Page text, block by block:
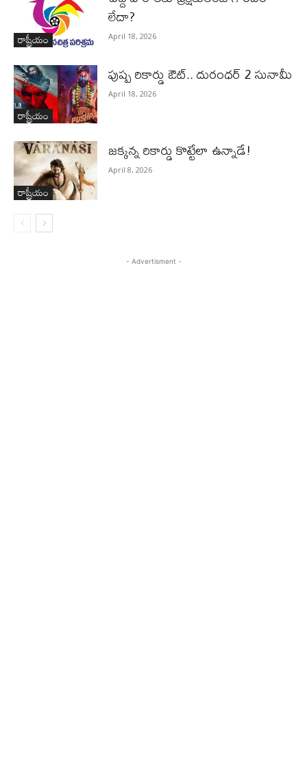
రాష్ట్రీయం
లేదా?
April 18, 2026
రాష్ట్రీయం
పుష్ప రికార్డు ఔట్‌.. దురంధ‌ర్ 2 సునామీ
April 18, 2026
రాష్ట్రీయం
జ‌క్క‌న్న రికార్డు కొట్టేలా ఉన్నాడే!
April 8, 2026
- Advertisment -